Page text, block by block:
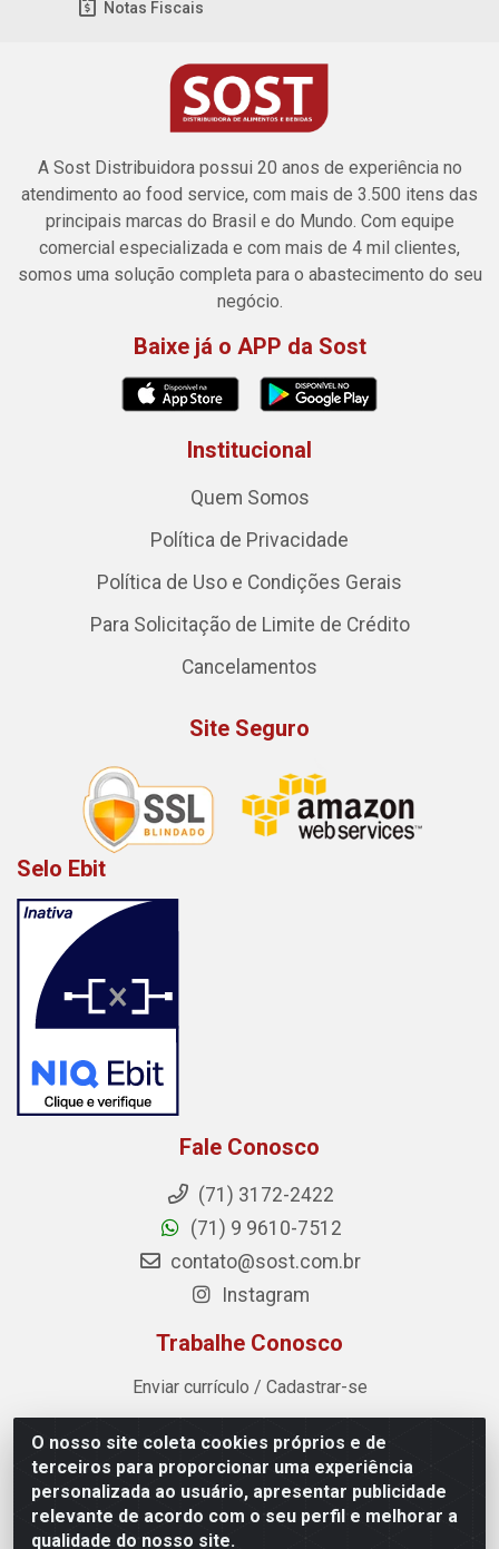
O nosso site coleta cookies próprios e de
terceiros para proporcionar uma experiência
personalizada ao usuário, apresentar publicidade
relevante de acordo com o seu perfil e melhorar a
qualidade do nosso site.
Notas Fiscais
A Sost Distribuidora possui 20 anos de experiência no
atendimento ao food service, com mais de 3.500 itens das
principais marcas do Brasil e do Mundo. Com equipe
comercial especializada e com mais de 4 mil clientes,
somos uma solução completa para o abastecimento do seu
negócio.
Baixe já o APP da Sost
Institucional
Quem Somos
Política de Privacidade
Política de Uso e Condições Gerais
Para Solicitação de Limite de Crédito
Cancelamentos
Site Seguro
Selo Ebit
Fale Conosco
(71) 3172-2422
(71) 9 9610-7512
contato@sost.com.br
Instagram
Trabalhe Conosco
Enviar currículo / Cadastrar-se
Sost Distribuidora - Rua Cândido Rissut, 254 - Recreio
Ipitanga, Lauro de Freitas/BA - CEP 42.700-590 - CNPJ
07.041.307/0001-80